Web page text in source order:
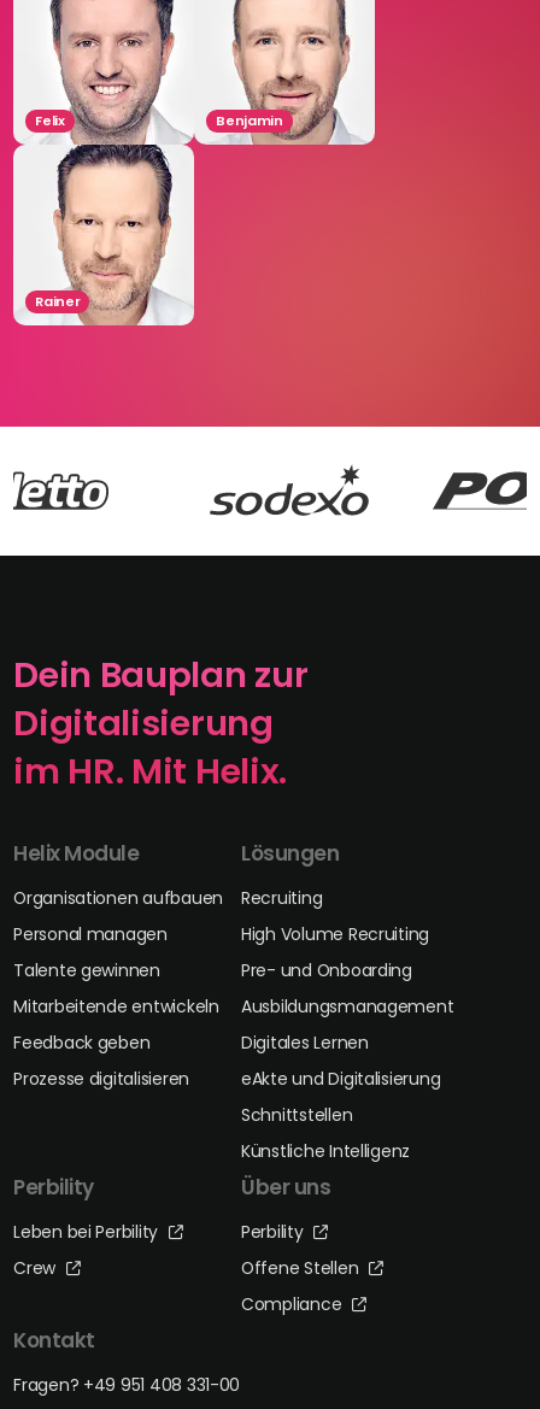
Felix Benjamin
Rainer
Dein Bauplan zur
Digitalisierung
im HR. Mit Helix.
Helix Module
Organisationen aufbauen
Personal managen
Talente gewinnen
Mitarbeitende entwickeln
Feedback geben
Prozesse digitalisieren
Lösungen
Recruiting
High Volume Recruiting
Pre- und Onboarding
Ausbildungsmanagement
Digitales Lernen
eAkte und Digitalisierung
Schnittstellen
Künstliche Intelligenz
Perbility
Leben bei Perbility
Crew
Über uns
Perbility
Offene Stellen
Compliance
Kontakt
Fragen? +49 951 408 331-00